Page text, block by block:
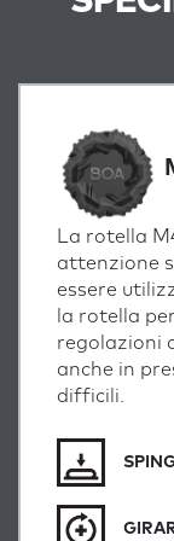
La rotella
attenzione
essere
la rotella
regolazioni
anche in
difficili.